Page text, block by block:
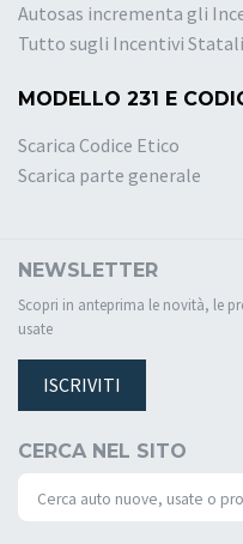
Autosas incrementa gli
Tutto sugli Incentivi Statali
MODELLO 231 E
Scarica Codice Etico
Scarica parte generale
NEWSLETTER
Scopri in anteprima le novità, le
usate
ISCRIVITI
CERCA NEL SITO